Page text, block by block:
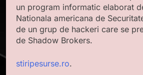
un program informatic elaborat
Nationala americana de
de un grup de hackeri care se
de Shadow Brokers.
stiripesurse.ro.